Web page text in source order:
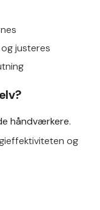
justeres
håndværkere.
og